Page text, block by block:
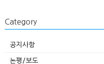
Category
공지사항
논평/보도